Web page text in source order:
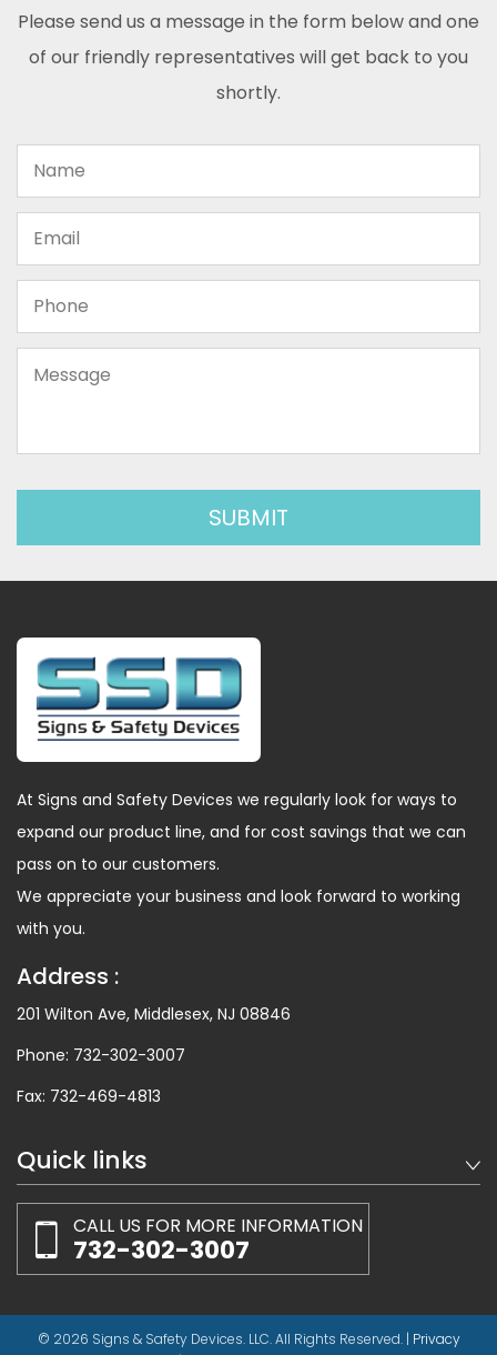
Please send us a message in the form below and one
of our friendly representatives will get back to you
shortly.
At Signs and Safety Devices we regularly look for ways to
expand our product line, and for cost savings that we can
pass on to our customers.
We appreciate your business and look forward to working
with you.
Address :
201 Wilton Ave, Middlesex, NJ 08846
Phone: 732-302-3007
Fax: 732-469-4813
Quick links
CALL US FOR MORE INFORMATION
732-302-3007
© 2026 Signs & Safety Devices. LLC. All Rights Reserved. | Privacy